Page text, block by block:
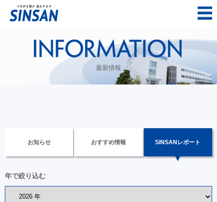
最新情報
お知らせ おすすめ情報 SINSANレポート
年で絞り込む